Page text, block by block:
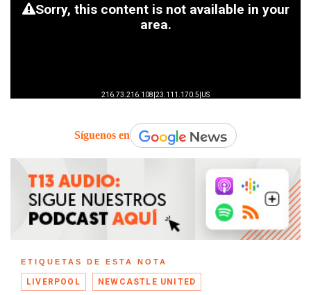
Síguenos en
ETIQUETAS DE ESTA NOTA
LIVERPOOL NEWCASTLE UNITED